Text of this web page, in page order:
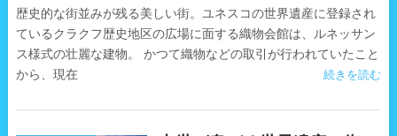
歴史的な街並みが残る美しい街。ユネスコの世界遺産に登録され
ているクラクフ歴史地区の広場に面する織物会館は、ルネッサン
ス様式の壮麗な建物。 かつて織物などの取引が行われていたこと
から、現在
続きを読む